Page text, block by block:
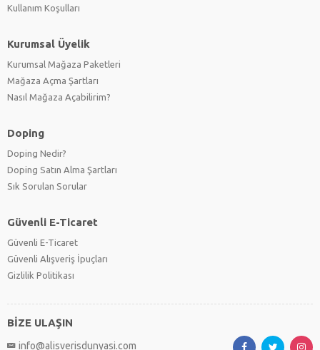
Kullanım Koşulları
Kurumsal Üyelik
Kurumsal Mağaza Paketleri
Mağaza Açma Şartları
Nasıl Mağaza Açabilirim?
Doping
Doping Nedir?
Doping Satın Alma Şartları
Sık Sorulan Sorular
Güvenli E-Ticaret
Güvenli E-Ticaret
Güvenli Alışveriş İpuçları
Gizlilik Politikası
BİZE ULAŞIN
info@alisverisdunyasi.com